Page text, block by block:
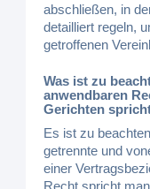
abschließen, in
detailliert regeln,
getroffenen
Was ist zu
anwendbaren
Gerichten
Es ist zu
getrennte und
einer
Recht spricht